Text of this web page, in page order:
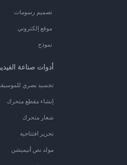
تصميم رسومات
موقع إلكتروني
نموذج
أدوات صناعة
تجسيد بصري
إنشاء مقطع متحرك
شعار متحرك
تحرير افتتاحية
مولد نص أنيميشن